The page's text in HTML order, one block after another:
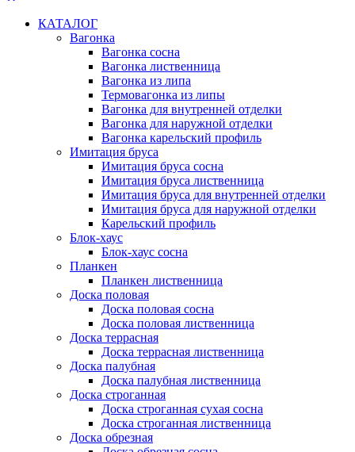
КАТАЛОГ
Вагонка
Вагонка сосна
Вагонка лиственница
Вагонка из липа
Термовагонка из липы
Вагонка для внутренней отделки
Вагонка для наружной отделки
Вагонка карельский профиль
Имитация бруса
Имитация бруса сосна
Имитация бруса лиственница
Имитация бруса для внутренней отделки
Имитация бруса для наружной отделки
Карельский профиль
Блок-хаус
Блок-хаус сосна
Планкен
Планкен лиственница
Доска половая
Доска половая сосна
Доска половая лиственница
Доска террасная
Доска террасная лиственница
Доска палубная
Доска палубная лиственница
Доска строганная
Доска строганная сухая сосна
Доска строганная лиственница
Доска обрезная